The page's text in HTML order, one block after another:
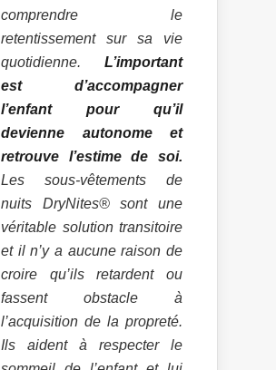
comprendre le
retentissement sur sa vie
quotidienne. L’important
est d’accompagner
l’enfant pour qu’il
devienne autonome et
retrouve l’estime de soi.
Les sous-vêtements de
nuits DryNites® sont une
véritable solution transitoire
et il n’y a aucune raison de
croire qu’ils retardent ou
fassent obstacle à
l’acquisition de la propreté.
Ils aident à respecter le